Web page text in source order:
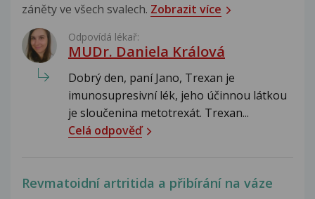
záněty ve všech svalech. Zobrazit více
Odpovídá lékař:
MUDr. Daniela Králová
Dobrý den, paní Jano, Trexan je
imunosupresivní lék, jeho účinnou látkou
je sloučenina metotrexát. Trexan...
Celá odpověď
Revmatoidní artritida a přibírání na váze